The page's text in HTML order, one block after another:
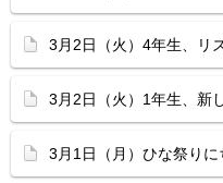
3月2日（火）4年生、リ
3月2日（火）1年生、新
3月1日（月）ひな祭り